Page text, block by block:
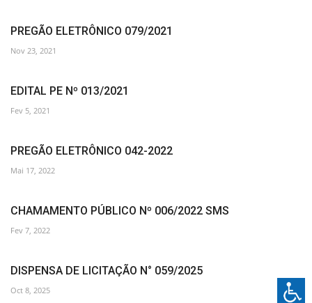
PREGÃO ELETRÔNICO 079/2021
Nov 23, 2021
EDITAL PE Nº 013/2021
Fev 5, 2021
PREGÃO ELETRÔNICO 042-2022
Mai 17, 2022
CHAMAMENTO PÚBLICO Nº 006/2022 SMS
Fev 7, 2022
DISPENSA DE LICITAÇÃO N° 059/2025
Oct 8, 2025